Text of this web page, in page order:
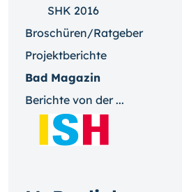
SHK 2016
Broschüren/Ratgeber
Projektberichte
Bad Magazin
Berichte von der ...